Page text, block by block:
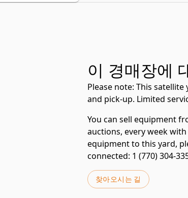
이 경매장에
Please note: This satellite
and pick-up. Limited
You can sell equipment
auctions, every week
equipment to this yard,
connected: 1 (770) 304-
찾아오시는 길